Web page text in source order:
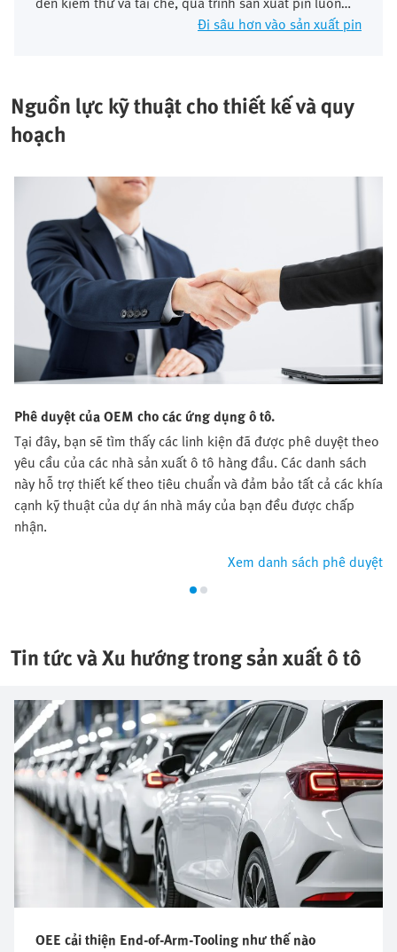
đòi hỏi tiêu chuẩn cực kỳ cao về độ chính xác, tính an
Đi sâu hơn vào sản xuất pin
Nguồn lực kỹ thuật cho thiết kế và quy
hoạch
Phê duyệt của OEM cho các ứng dụng ô tô.
Tại đây, bạn sẽ tìm thấy các linh kiện đã được phê duyệt theo
yêu cầu của các nhà sản xuất ô tô hàng đầu. Các danh sách
này hỗ trợ thiết kế theo tiêu chuẩn và đảm bảo tất cả các khía
cạnh kỹ thuật của dự án nhà máy của bạn đều được chấp
nhận.
Xem danh sách phê duyệt
Tin tức và Xu hướng trong sản xuất ô tô
OEE cải thiện End-of-Arm-Tooling như thế nào